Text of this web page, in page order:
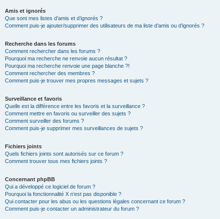
Amis et ignorés
Que sont mes listes d’amis et d’ignorés ?
Comment puis-je ajouter/supprimer des utilisateurs de ma liste d’amis ou d’ignorés ?
Recherche dans les forums
Comment rechercher dans les forums ?
Pourquoi ma recherche ne renvoie aucun résultat ?
Pourquoi ma recherche renvoie une page blanche ?!
Comment rechercher des membres ?
Comment puis-je trouver mes propres messages et sujets ?
Surveillance et favoris
Quelle est la différence entre les favoris et la surveillance ?
Comment mettre en favoris ou surveiller des sujets ?
Comment surveiller des forums ?
Comment puis-je supprimer mes surveillances de sujets ?
Fichiers joints
Quels fichiers joints sont autorisés sur ce forum ?
Comment trouver tous mes fichiers joints ?
Concernant phpBB
Qui a développé ce logiciel de forum ?
Pourquoi la fonctionnalité X n’est pas disponible ?
Qui contacter pour les abus ou les questions légales concernant ce forum ?
Comment puis-je contacter un administrateur du forum ?